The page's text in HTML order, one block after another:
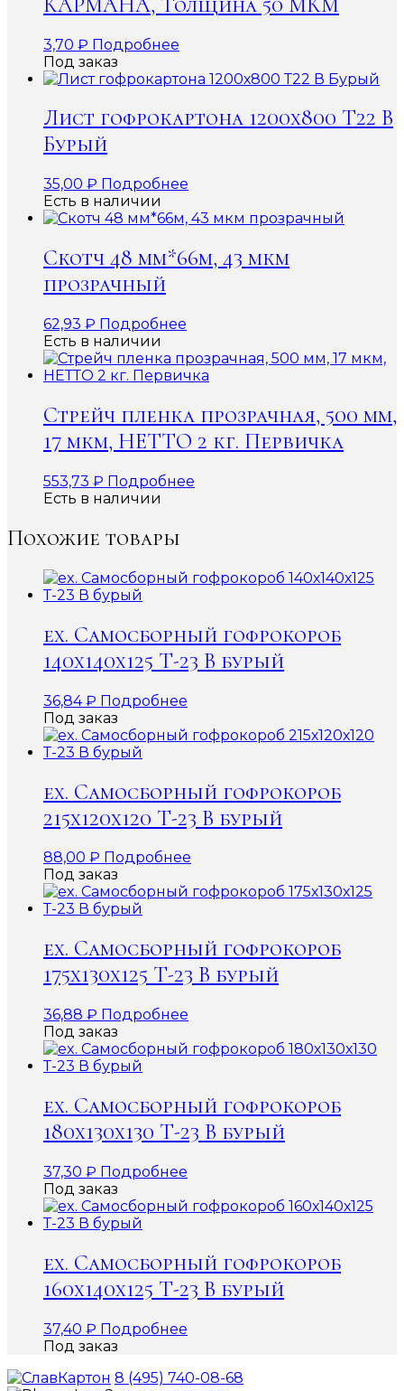
3,70 ₽ Подробнее
Под заказ
Лист гофрокартона 1200х800 Т22 В
Бурый
35,00 ₽ Подробнее
Есть в наличии
Скотч 48 мм*66м, 43 мкм
прозрачный
62,93 ₽ Подробнее
Есть в наличии
Стрейч пленка прозрачная, 500 мм,
17 мкм, НЕТТО 2 кг. Первичка
553,73 ₽ Подробнее
Есть в наличии
Похожие товары
ex. Самосборный гофрокороб
140х140х125 Т-23 В бурый
36,84₽ Подробнее
Под заказ
ex. Самосборный гофрокороб
215х120х120 Т-23 В бурый
88,00 ₽ Подробнее
Под заказ
ex. Самосборный гофрокороб
175х130х125 Т-23 В бурый
36,88 ₽ Подробнее
Под заказ
ex. Самосборный гофрокороб
180х130х130 Т-23 В бурый
37,30 ₽ Подробнее
Под заказ
ex. Самосборный гофрокороб
160х140х125 Т-23 В бурый
37,40 ₽ Подробнее
Под заказ
8 (495) 740-08-68